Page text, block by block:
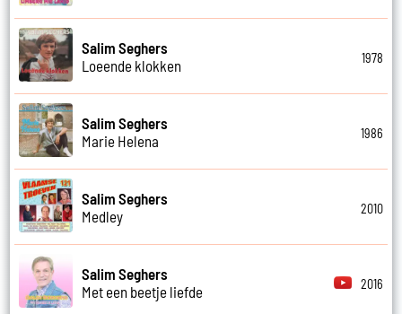
Salim Seghers
Loeende klokken
1978
Salim Seghers
Marie Helena
1986
Salim Seghers
Medley
2010
Salim Seghers
Met een beetje liefde
2016